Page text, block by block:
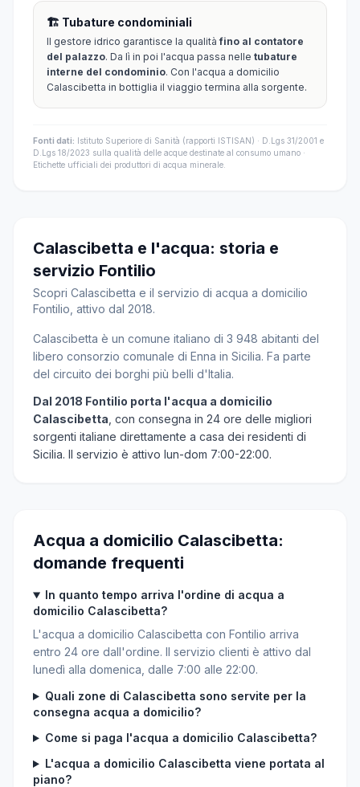
🏗️ Tubature condominiali
Il gestore idrico garantisce la qualitàfino al contatore
del palazzo. Da lì in poi l'acqua passa nelle tubature
interne del condominio. Con l'acqua a domicilio
Calascibetta in bottiglia il viaggio termina alla sorgente.
Fonti dati: Istituto Superiore di Sanità (rapporti ISTISAN) · D.Lgs 31/2001 e
D.Lgs 18/2023 sulla qualità delle acque destinate al consumo umano ·
Etichette ufficiali dei produttori di acqua minerale.
Calascibetta e l'acqua: storia e
servizio Fontilio
Scopri Calascibetta e il servizio di acqua a domicilio
Fontilio, attivo dal 2018.
Calascibetta è un comune italiano di 3 948 abitanti del
libero consorzio comunale di Enna in Sicilia. Fa parte
del circuito dei borghi più belli d'Italia.
Dal 2018 Fontilio porta l'acqua a domicilio
Calascibetta , con consegna in 24 ore delle migliori
sorgenti italiane direttamente a casa dei residenti di
Sicilia. Il servizio è attivo lun-dom 7:00-22:00.
Acqua a domicilio Calascibetta:
domande frequenti
In quanto tempo arriva l'ordine di acqua a
domicilio Calascibetta?
L'acqua a domicilio Calascibetta con Fontilio arriva
entro 24 ore dall'ordine. Il servizio clienti è attivo dal
lunedì alla domenica, dalle 7:00 alle 22:00.
Quali zone di Calascibetta sono servite per la
consegna acqua a domicilio?
Come si paga l'acqua a domicilio Calascibetta?
L'acqua a domicilio Calascibetta viene portata al
piano?